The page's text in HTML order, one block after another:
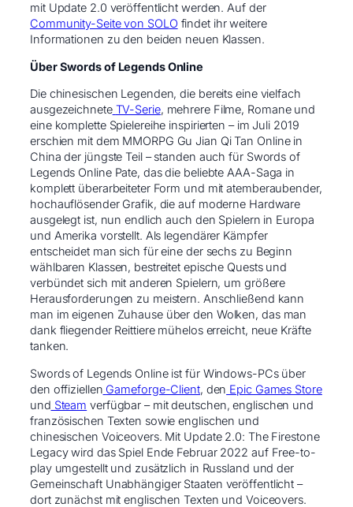
mit Update 2.0 veröffentlicht werden. Auf der
Community-Seite von SOLO findet ihr weitere
Informationen zu den beiden neuen Klassen.
Über Swords of Legends Online
Die chinesischen Legenden, die bereits eine vielfach
ausgezeichnete TV-Serie, mehrere Filme, Romane und
eine komplette Spielereihe inspirierten – im Juli 2019
erschien mit dem MMORPG Gu Jian Qi Tan Online in
China der jüngste Teil – standen auch für Swords of
Legends Online Pate, das die beliebte AAA-Saga in
komplett überarbeiteter Form und mit atemberaubender,
hochauflösender Grafik, die auf moderne Hardware
ausgelegt ist, nun endlich auch den Spielern in Europa
und Amerika vorstellt. Als legendärer Kämpfer
entscheidet man sich für eine der sechs zu Beginn
wählbaren Klassen, bestreitet epische Quests und
verbündet sich mit anderen Spielern, um größere
Herausforderungen zu meistern. Anschließend kann
man im eigenen Zuhause über den Wolken, das man
dank fliegender Reittiere mühelos erreicht, neue Kräfte
tanken. ​
Swords of Legends Online ist für Windows-PCs über
den offiziellen Gameforge-Client, den Epic Games Store
und Steam verfügbar – mit deutschen, englischen und
französischen Texten sowie englischen und
chinesischen Voiceovers. Mit Update 2.0: The Firestone
Legacy wird das Spiel Ende Februar 2022 auf Free-to-
play umgestellt und zusätzlich in Russland und der
Gemeinschaft Unabhängiger Staaten veröffentlicht –
dort zunächst mit englischen Texten und Voiceovers.